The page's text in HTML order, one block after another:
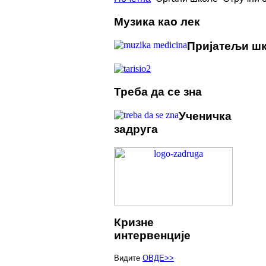
Музика као лек
Пријатељи
Треба да се зна
Ученичка
задруга
Кризне
интервенције
Видите ОВДЕ>>